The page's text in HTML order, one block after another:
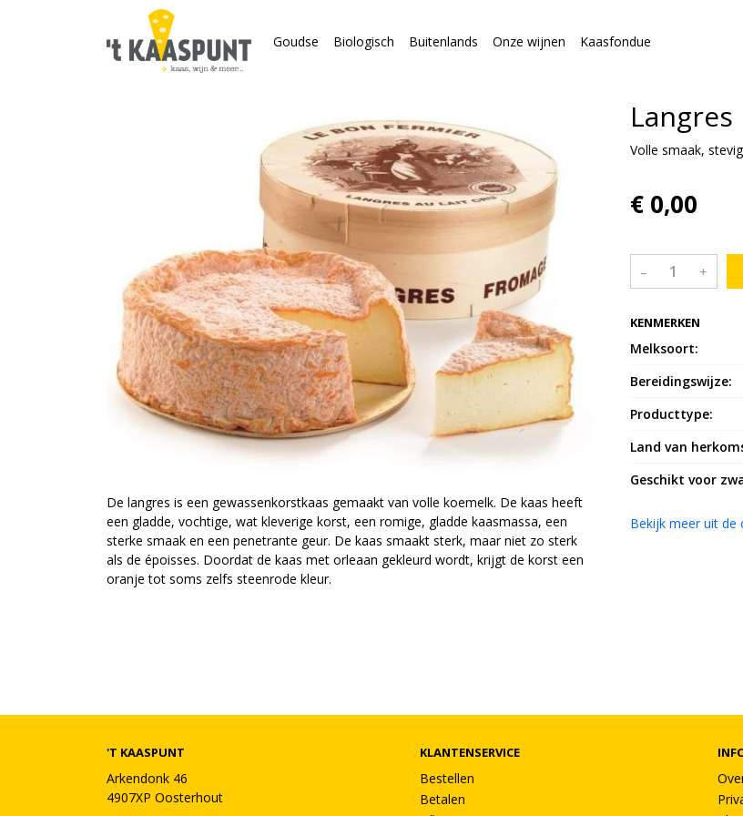
Goudse Biologisch Buitenlands Onze wijnen Kaasfondue
De langres is een gewassenkorstkaas gemaakt van volle koemelk. De kaas heeft
een gladde, vochtige, wat kleverige korst, een romige, gladde kaasmassa, een
sterke smaak en een penetrante geur. De kaas smaakt sterk, maar niet zo sterk
als de époisses. Doordat de kaas met orleaan gekleurd wordt, krijgt de korst een
oranje tot soms zelfs steenrode kleur.
Langres
Volle smaak,
€ 0,00
– +
KENMERKEN
Melksoort:
Bereidingswijze:
Producttype:
Land van
Geschikt voor
Bekijk meer uit de
'T KAASPUNT
Arkendonk 46
4907XP Oosterhout
KLANTENSERVICE
Bestellen
Betalen